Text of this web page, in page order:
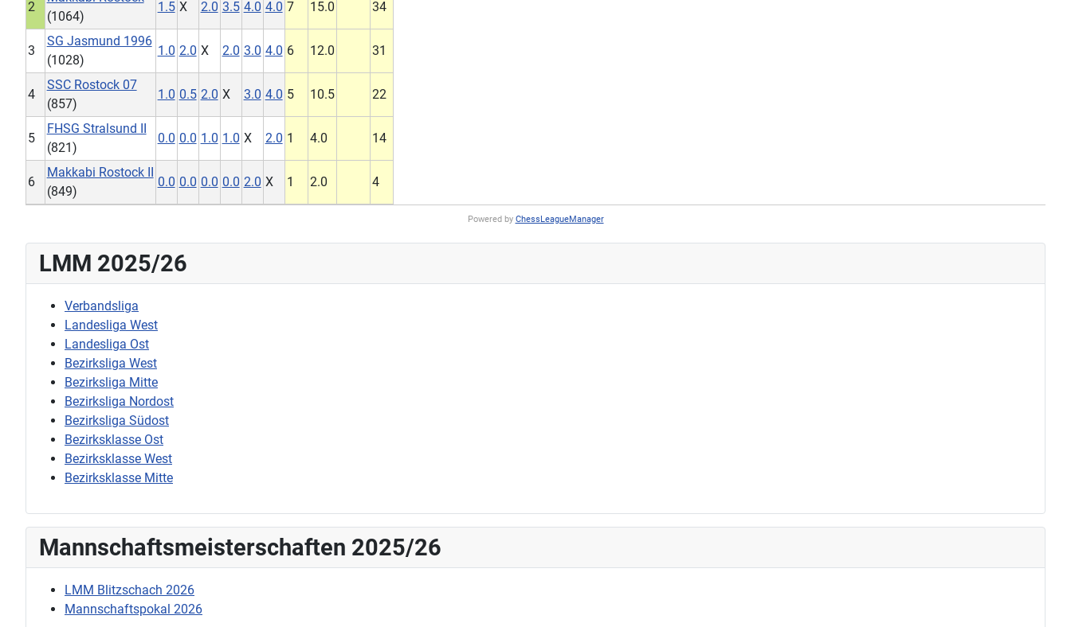
2
(1064)
1.5 X 2.0 3.5 4.0 4.0 7 15.0 34
3
SG Jasmund 1996
(1028)
1.0 2.0 X 2.0 3.0 4.0 6 12.0 31
4
SSC Rostock 07
(857)
1.0 0.5 2.0 X 3.0 4.0 5 10.5 22
5
FHSG Stralsund II
(821)
0.0 0.0 1.0 1.0 X 2.0 1 4.0 14
6
Makkabi Rostock II
(849)
0.0 0.0 0.0 0.0 2.0 X 1 2.0 4
Powered by ChessLeagueManager
LMM 2025/26
Verbandsliga
Landesliga West
Landesliga Ost
Bezirksliga West
Bezirksliga Mitte
Bezirksliga Nordost
Bezirksliga Südost
Bezirksklasse Ost
Bezirksklasse West
Bezirksklasse Mitte
Mannschaftsmeisterschaften 2025/26
LMM Blitzschach 2026
Mannschaftspokal 2026